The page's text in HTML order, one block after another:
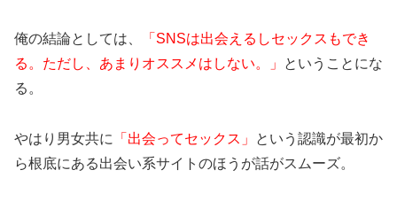
俺の結論としては、
「SNSは出会えるしセックスもでき
る。ただし、あまりオススメはしない。」
ということにな
る。
やはり男女共に 「出会ってセックス」
という認識が最初か
ら根底にある出会い系サイトのほうが話がスムーズ。